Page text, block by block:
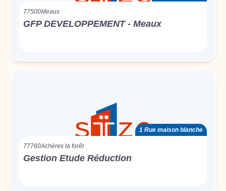
77500Meaux
GFP DEVELOPPEMENT - Meaux
1 Rue maison blanche
77760Achères la forêt
Gestion Etude Réduction